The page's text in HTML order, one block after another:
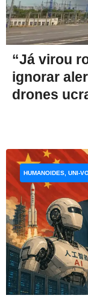
“Já virou
ignorar
drones
HUMANOIDES, UNI-